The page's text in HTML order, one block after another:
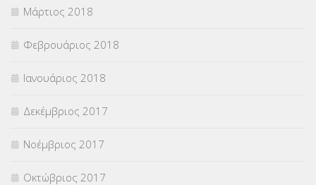
Μάρτιος 2018
Φεβρουάριος 2018
Ιανουάριος 2018
Δεκέμβριος 2017
Νοέμβριος 2017
Οκτώβριος 2017